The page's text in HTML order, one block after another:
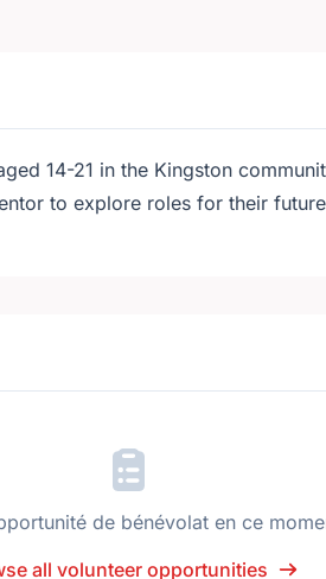
14-21 in the Kingston
to explore roles for their
de bénévolat en ce
all volunteer opportunities